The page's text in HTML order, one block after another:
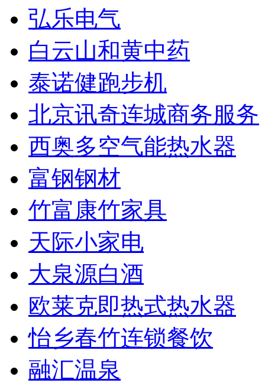
弘乐电气
白云山和黄中药
泰诺健跑步机
北京讯奇连城商务服务
西奥多空气能热水器
富钢钢材
竹富康竹家具
天际小家电
大泉源白酒
欧莱克即热式热水器
怡乡春竹连锁餐饮
融汇温泉